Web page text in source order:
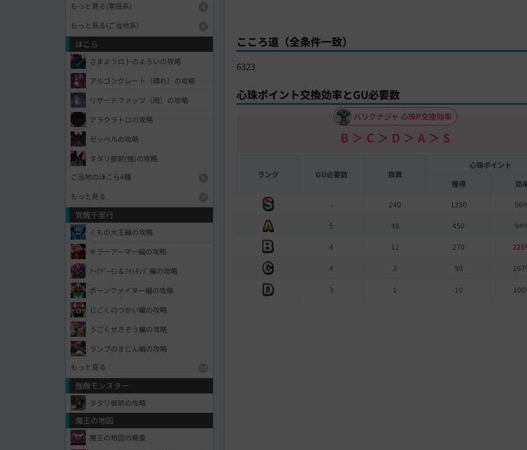
こころ道（全条件一致）
6323
心珠ポイント交換効率とGU必要数
バリクナジャ 心珠P交換効率
B ＞ C ＞ D ＞ A ＞ S
ランク GU必要数 換算
心珠ポイント
獲得
効
- 240 1350
5 48 450
4 12 270
4 3 50
3 1 10
もっと見る(常設系)
もっと見る(ご当地系)
ほこら
さまようロトのよろいの攻略
アルゴングレート（晴れ）の攻略
リザードファッツ（雨）の攻略
アラクラトロの攻略
ゼッペルの攻略
タタリ御前(強)の攻略
ご当地のほこら4種
もっと見る
覚醒千里行
くもの大王編の攻略
キラーアーマー編の攻略
ｱｰｸﾃﾞｰﾓﾝ＆ﾜｲﾄｷﾝｸﾞ編の攻略
ボーンファイター編の攻略
じごくのつかい編の攻略
うごくせきぞう編の攻略
ランプのまじん編の攻略
もっと見る
強敵モンスター
タタリ御前の攻略
魔王の地図
魔王の地図の概要